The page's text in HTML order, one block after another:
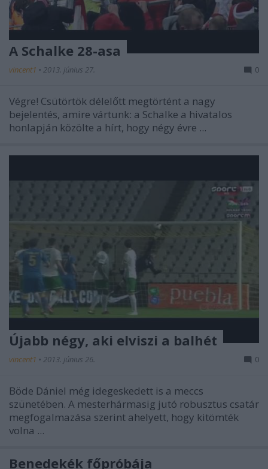
A Schalke 28-asa
vincent1 • 2013. június 27. 0
Végre! Csütörtök délelőtt megtörtént a nagy
bejelentés, amire vártunk: a Schalke a hivatalos
honlapján közölte a hírt, hogy négy évre ...
Újabb négy, aki elviszi a balhét
vincent1 • 2013. június 26. 0
Böde Dániel még idegeskedett is a meccs
szünetében. A mesterhármasig jutó robusztus csatár
megfogalmazása szerint ahelyett, hogy kitömték
volna ...
Benedekék főpróbája